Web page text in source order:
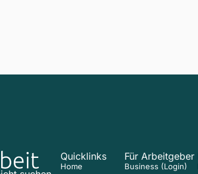
Quicklinks
Home
Für Arbeitgeber
Business (Login)